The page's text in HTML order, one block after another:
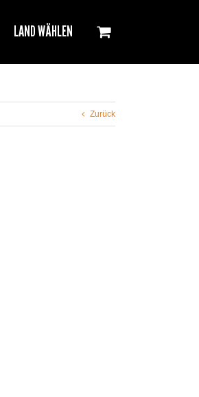
LAND WÄHLEN
Zurück